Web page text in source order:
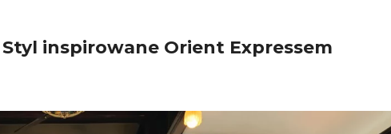
inspirowane Orient Expressem